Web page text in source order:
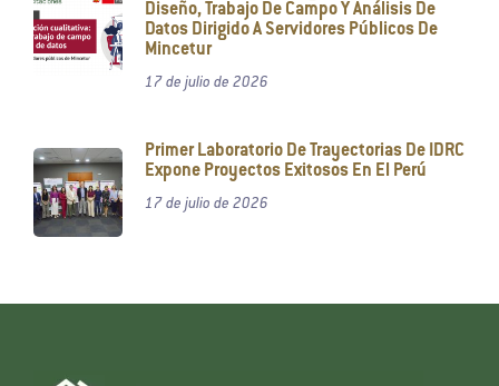
Diseño, Trabajo De Campo Y Análisis De
Datos Dirigido A Servidores Públicos De
Mincetur
17 de julio de 2026
Primer Laboratorio De Trayectorias De IDRC
Expone Proyectos Exitosos En El Perú
17 de julio de 2026